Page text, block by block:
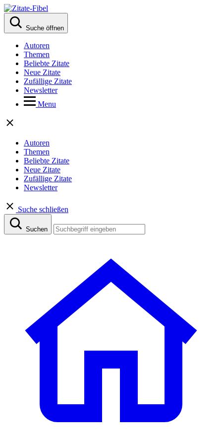
Suche öffnen
Autoren
Themen
Beliebte Zitate
Neue Zitate
Zufällige Zitate
Newsletter
Menu
Autoren
Themen
Beliebte Zitate
Neue Zitate
Zufällige Zitate
Newsletter
Suche schließen
Suchen